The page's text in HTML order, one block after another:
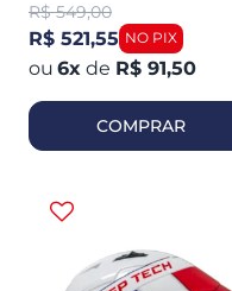
R$ 549,00
R$ 521,55
6x de R$ 91,50
COMPRAR